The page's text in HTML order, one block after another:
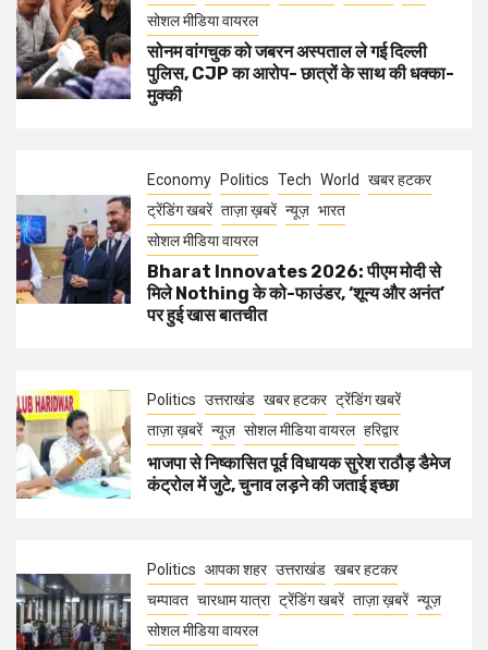
सोशल मीडिया वायरल
सोनम वांगचुक को जबरन अस्पताल ले गई दिल्ली
पुलिस, CJP का आरोप- छात्रों के साथ की धक्का-
मुक्की
Economy Politics Tech World
खबर हटकर
ट्रेंडिंग खबरें ताज़ा ख़बरें न्यूज़ भारत
सोशल मीडिया वायरल
Bharat Innovates 2026: पीएम मोदी से
मिले Nothing के को-फाउंडर, ‘शून्य और अनंत’
पर हुई खास बातचीत
Politics उत्तराखंड खबर हटकर ट्रेंडिंग खबरें
ताज़ा ख़बरें न्यूज़ सोशल मीडिया वायरल हरिद्वार
भाजपा से निष्कासित पूर्व विधायक सुरेश राठौड़ डैमेज
कंट्रोल में जुटे, चुनाव लड़ने की जताई इच्छा
Politics आपका शहर उत्तराखंड खबर हटकर
चम्पावत चारधाम यात्रा ट्रेंडिंग खबरें ताज़ा ख़बरें न्यूज़
सोशल मीडिया वायरल